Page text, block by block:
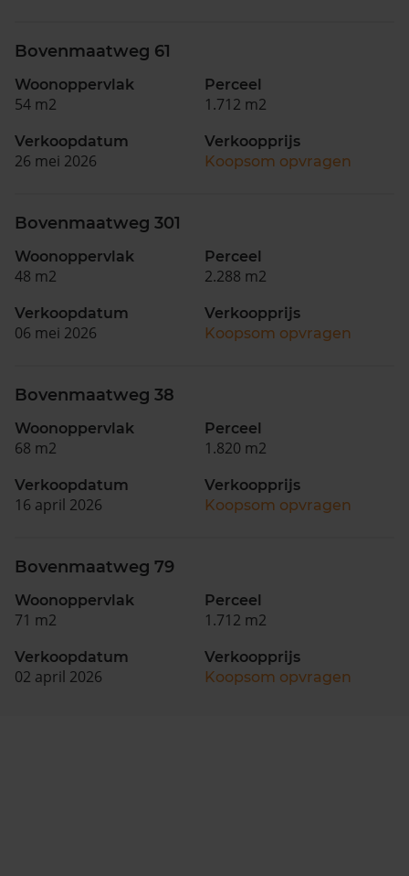
Bovenmaatweg 61
Woonoppervlak
54 m2
Perceel
1.712 m2
Verkoopdatum
26 mei 2026
Verkoopprijs
Koopsom opvragen
Bovenmaatweg 301
Woonoppervlak
48 m2
Perceel
2.288 m2
Verkoopdatum
06 mei 2026
Verkoopprijs
Koopsom opvragen
Bovenmaatweg 38
Woonoppervlak
68 m2
Perceel
1.820 m2
Verkoopdatum
16 april 2026
Verkoopprijs
Koopsom opvragen
Bovenmaatweg 79
Woonoppervlak
71 m2
Perceel
1.712 m2
Verkoopdatum
02 april 2026
Verkoopprijs
Koopsom opvragen